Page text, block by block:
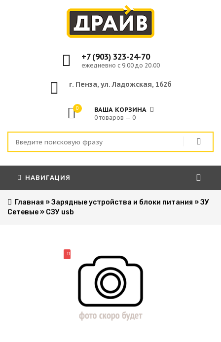
+7 (903) 323-24-70
ежедневно с 9.00 до 20.00
г. Пенза, ул. Ладожская, 162б
0 ВАША КОРЗИНА
0 товаров — 0
НАВИГАЦИЯ
Главная »Зарядные устройства и блоки питания »ЗУ
Сетевые » СЗУ usb
НОВИНКА